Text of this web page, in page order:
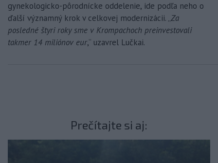
gynekologicko-pôrodnícke oddelenie, ide podľa neho o
ďalší významný krok v celkovej modernizácii. „Za
posledné štyri roky sme v Krompachoch preinvestovali
takmer 14 miliónov eur,“ uzavrel Lučkai.
Prečítajte si aj: